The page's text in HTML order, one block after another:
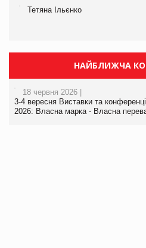
Тетяна Ільєнко
НАЙБЛИЖЧА
18 червня 2026 |
3-4 вересня Виставки та
2026: Власна марка - Власна